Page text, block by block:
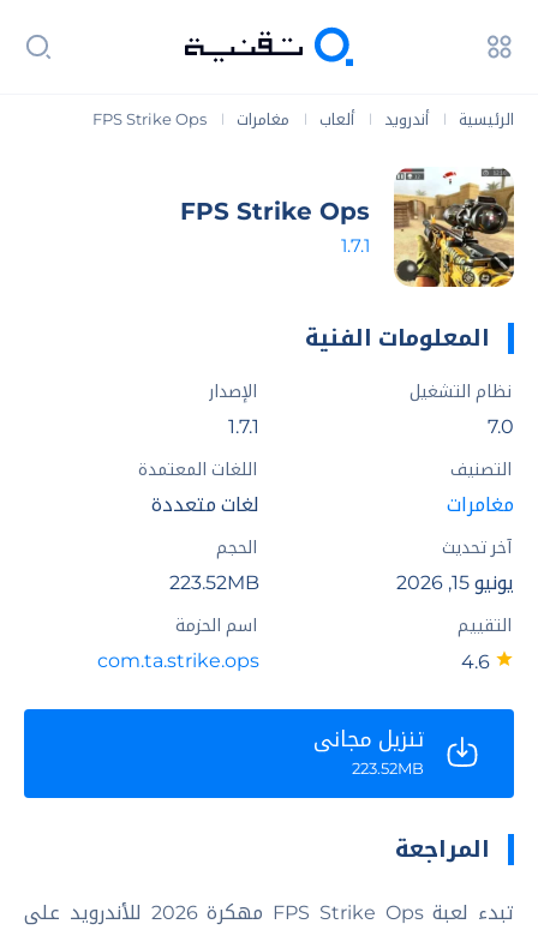
الرئيسية | أندرويد | ألعاب | مغامرات |
FPS Strike Ops
FPS Strike Ops
1.7.1
المعلومات الفنية
نظام التشغيل
7.0
الإصدار
1.7.1
التصنيف
مغامرات
اللغات المعتمدة
لغات متعددة
آخر تحديث
يونيو 15, 2026
الحجم
223.52MB
التقييم اسم الحزمة
com.ta.strike.ops
تنزيل مجاني
223.52MB
المراجعة
تبدء لعبة FPS Strike Ops مهكرة 2026 للأندرويد على